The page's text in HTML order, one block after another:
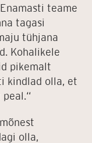
teame
tagasi
tühjana
Kohalikele
pikemalt
kindlad olla, et
olla,